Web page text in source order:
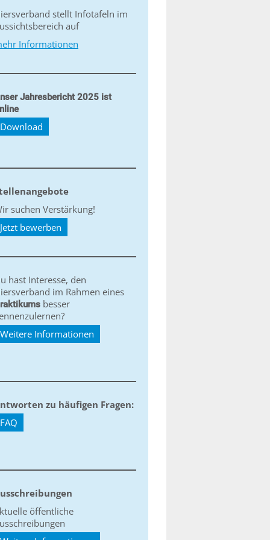
stellt Infotafeln im
auf
Informationen
Jahresbericht 2025 ist
Download
suchen Verstärkung!
Jetzt bewerben
hast Interesse, den
im Rahmen eines
besser
Weitere Informationen
zu häufigen Fragen:
FAQ
öffentliche